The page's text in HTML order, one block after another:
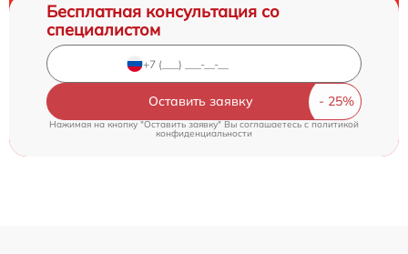
Бесплатная консультация со
специалистом
Оставить заявку
Нажимая на кнопку "Оставить заявку" Вы соглашаетесь cполитикой
конфиденциальности